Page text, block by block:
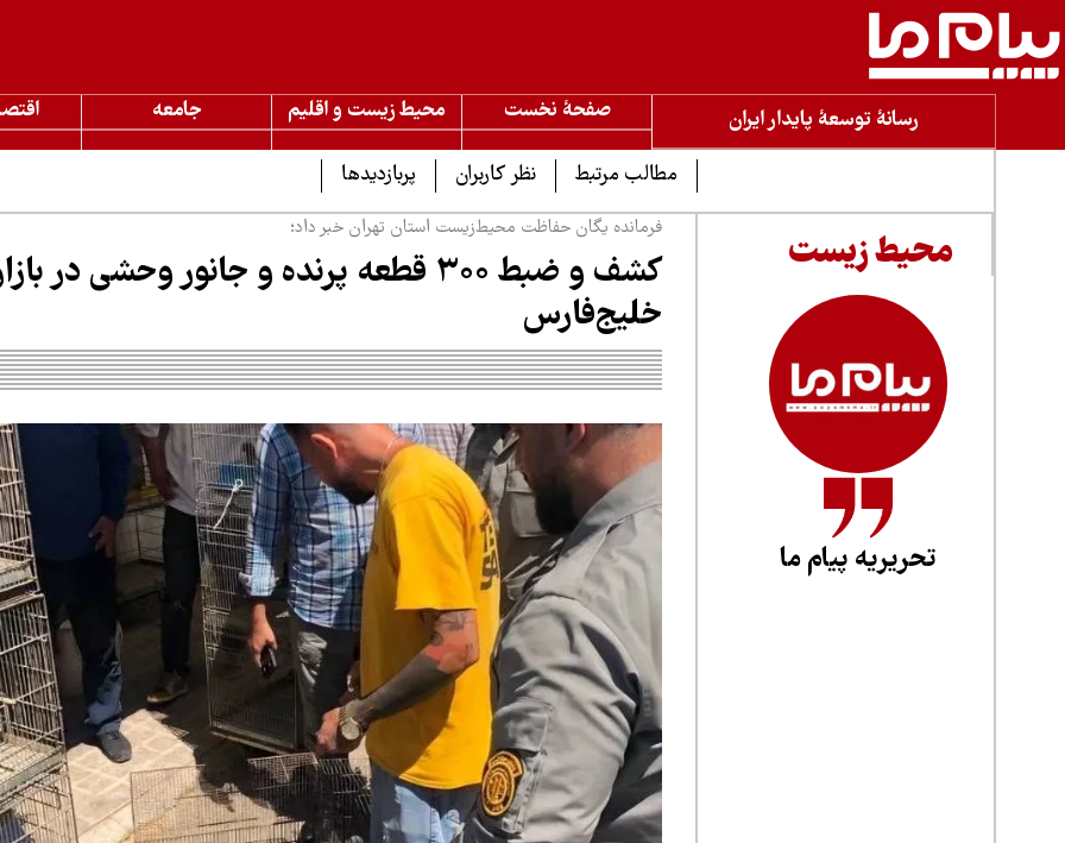
رسانۀ توسعۀ پایدار ایران صفحۀ نخست محیط زیست و اقلیم جامعه
مطالب مرتبط نظر کاربران پربازدیدها
محیط زیست
تحریریه پیام ما
فرمانده یگان حفاظت محیط‌زیست استان تهران خبر داد؛
کشف و ضبط ۳۰۰ قطعه پرنده و جانور وحشی در
خلیج‌فارس